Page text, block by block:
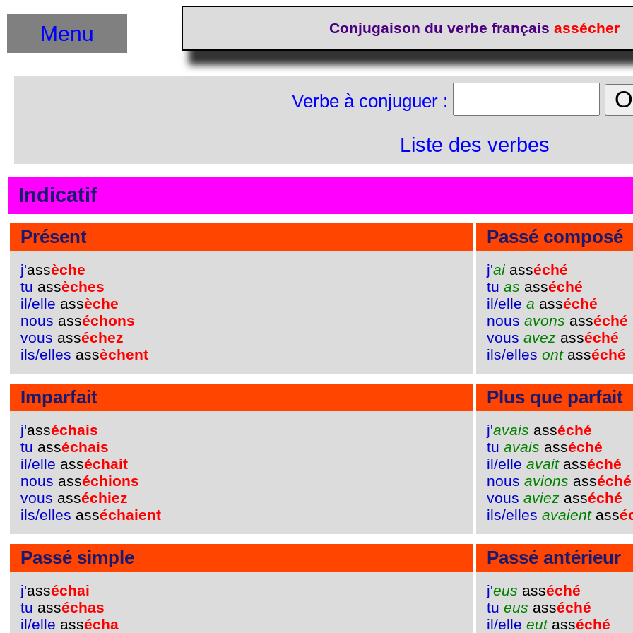
Conjugaison du verbe françaisassécher
Menu
Verbe à conjuguer :
Liste des verbes
Indicatif
Présent
j'assèche
tu assèches
il/elle assèche
nous asséchons
vous asséchez
ils/elles assèchent
Passé composé
j'ai asséché
tu as asséché
il/elle a asséché
nous avons asséché
vous avez asséché
ils/elles ontasséché
Imparfait
j'asséchais
tu asséchais
il/elle asséchait
nous asséchions
vous asséchiez
ils/elles asséchaient
Plus que parfait
j'avais asséché
tu avais asséché
il/elle avaitasséché
nous avions asséché
vous aviez asséché
ils/elles avaientass
Passé simple
j'asséchai
tu asséchas
il/elle assécha
Passé antérieur
j'eus asséché
tu eus asséché
il/elle eutasséché